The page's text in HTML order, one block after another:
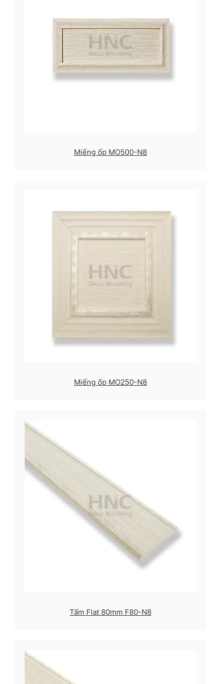
Miếng ốp MO500-N8
Miếng ốp MO250-N8
Tấm Flat 80mm F80-N8